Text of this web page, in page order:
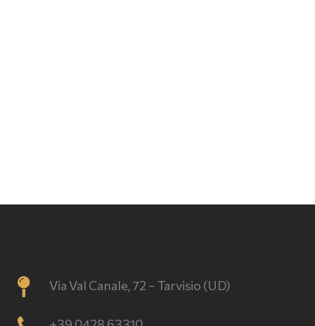
Via Val Canale, 72 – Tarvisio (UD)